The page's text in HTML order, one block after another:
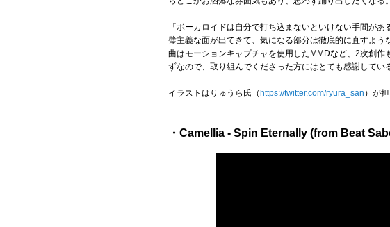
「ボーカロイドは自分で打ち込まないといけない手間が
璧主義な面が出てきて、気になる部分は徹底的に直すよ
曲はモーションキャプチャを使用したMMDなど、2次創
ずなので、取り組んでくださった方にはとても感謝してい
イラストはりゅうら氏（https://twitter.com/ryura_san ）が
・Camellia - Spin Eternally (from Beat